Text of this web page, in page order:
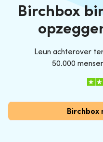
Birchbox
Leun achterover
50.000
Birchbox